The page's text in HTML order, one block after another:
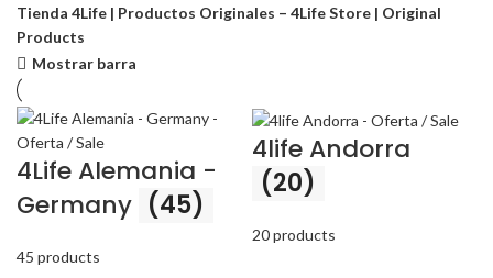
Tienda 4Life | Productos Originales – 4Life Store | Original
Products
Mostrar barra
4Life Alemania -
Germany (45)
45 products
4life Andorra
(20)
20 products